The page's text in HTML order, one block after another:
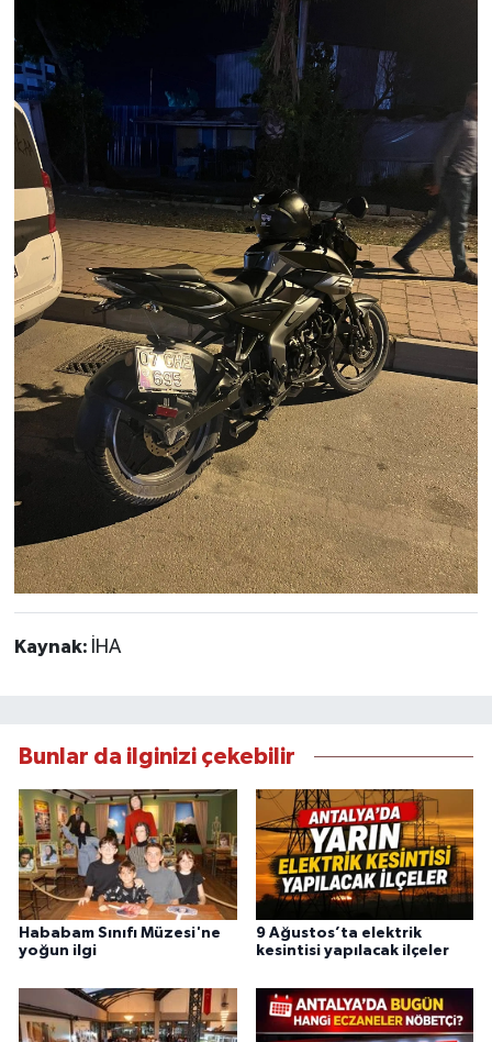
Kaynak: İHA
Bunlar da ilginizi çekebilir
Hababam Sınıfı Müzesi'ne
yoğun ilgi
9 Ağustos’ta elektrik
kesintisi yapılacak ilçeler